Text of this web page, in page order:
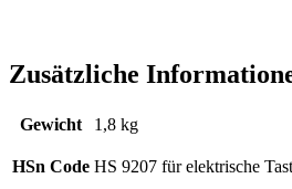
Zusätzliche
Gewicht 1,8 kg
HSn Code HS 9207 für elektrische